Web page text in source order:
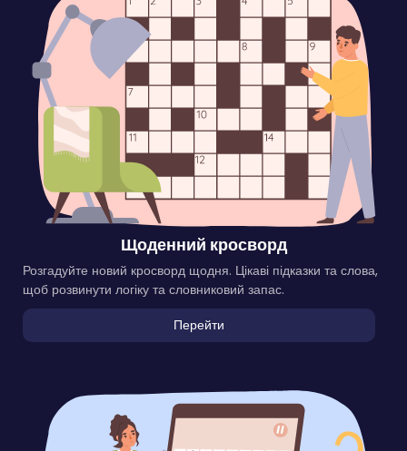
Щоденний кросворд
Розгадуйте новий кросворд щодня. Цікаві підказки та слова,
щоб розвинути логіку та словниковий запас.
Перейти